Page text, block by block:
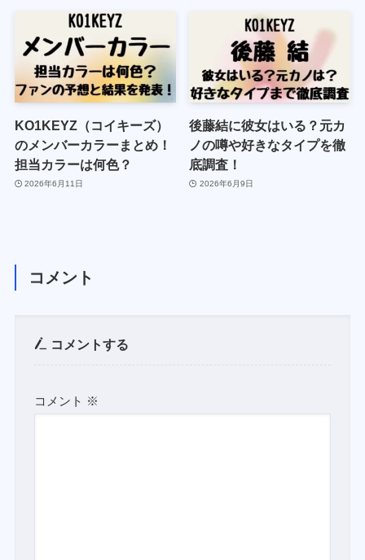
KO1KEYZ（コイキーズ）
のメンバーカラーまとめ！
担当カラーは何色？
2026年6月11日
後藤結に彼女はいる？元カ
ノの噂や好きなタイプを徹
底調査！
2026年6月9日
コメント
コメントする
コメント ※